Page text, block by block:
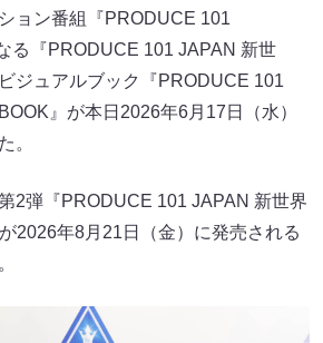
ョン番組『PRODUCE 101
る『PRODUCE 101 JAPAN 新世
ジュアルブック『PRODUCE 101
』が本日2026年6月17日（水）
。
2弾『PRODUCE 101 JAPAN 新世界
2026年8月21日（金）に発売される